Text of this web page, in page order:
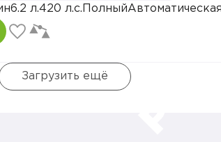
6.2 л.420 л.с. Полный
Загрузить ещё